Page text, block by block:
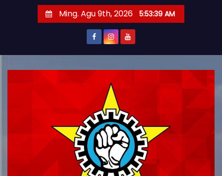
Ming. Agu 9th, 2026 5:53:40 AM